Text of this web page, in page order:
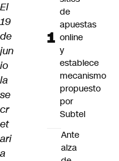
El
19
de
jun
io
la
se
cr
et
ari
a
de
apuestas
online
y
establece
mecanismo
propuesto
por
Subtel
Ante
alza